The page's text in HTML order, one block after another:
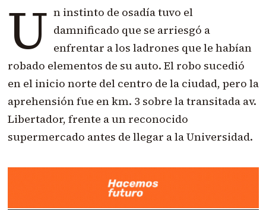
U n instinto de osadía tuvo el
damnificado que se arriesgó a
enfrentar a los ladrones que le habían
robado elementos de su auto. El robo sucedió
en el inicio norte del centro de la ciudad, pero la
aprehensión fue en km. 3 sobre la transitada av.
Libertador, frente a un reconocido
supermercado antes de llegar a la Universidad.